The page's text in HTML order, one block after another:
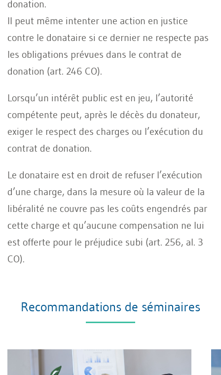
donation.
Il peut même intenter une action en justice
contre le donataire si ce dernier ne respecte pas
les obligations prévues dans le contrat de
donation (art. 246 CO).
Lorsqu’un intérêt public est en jeu, l’autorité
compétente peut, après le décès du donateur,
exiger le respect des charges ou l’exécution du
contrat de donation.
Le donataire est en droit de refuser l’exécution
d’une charge, dans la mesure où la valeur de la
libéralité ne couvre pas les coûts engendrés par
cette charge et qu’aucune compensation ne lui
est offerte pour le préjudice subi (art. 256, al. 3
CO).
Recommandations de séminaires